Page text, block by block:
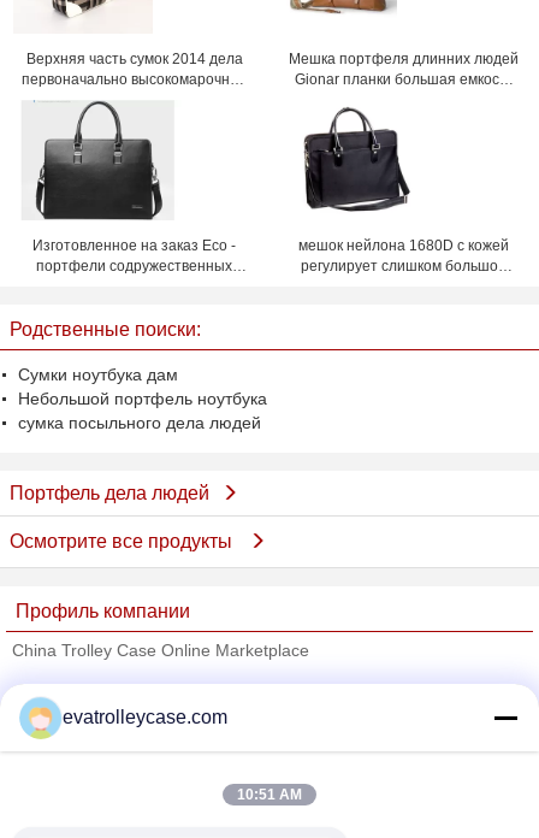
Верхняя часть сумок 2014 дела
первоначально высокомарочных
людей способа продавая сумки
портфеля людей для людей
Мешка портфеля длинних людей
Gionar планки большая емкость
Изготовленное на заказ Eco -
портфели содружественных
синее
мешок нейлона 1680D с кожей
регулирует слишком большой
Родственные поиски:
Сумки ноутбука дам
Небольшой портфель ноутбука
сумка посыльного дела людей
Портфель дела людей
Осмотрите все продукты
Профиль компании
China Trolley Case Online Marketplace
Trust Seal
Verified Suplier
evatrolleycase.com
10:51 AM